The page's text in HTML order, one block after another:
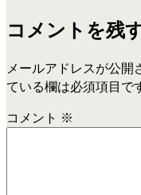
コメントを残
メールアドレスが公開
ている欄は必須項目で
コメント ※